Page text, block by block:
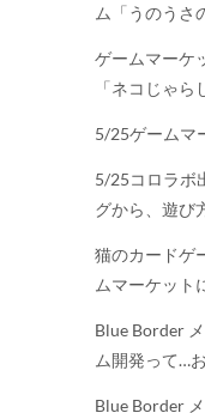
ム「うのうさ
ゲームマーケ
「ネコじゃら
5/25ゲームマ
5/25コロラボ
グから、遊び
猫のカードゲ
ムマーケット
Blue Border
ム開発って…
Blue Border